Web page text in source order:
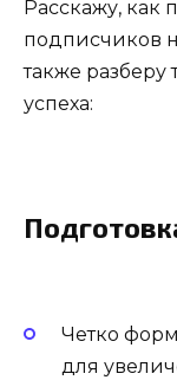
Расскажу, как
подписчиков
также
успеха:
Четко
для